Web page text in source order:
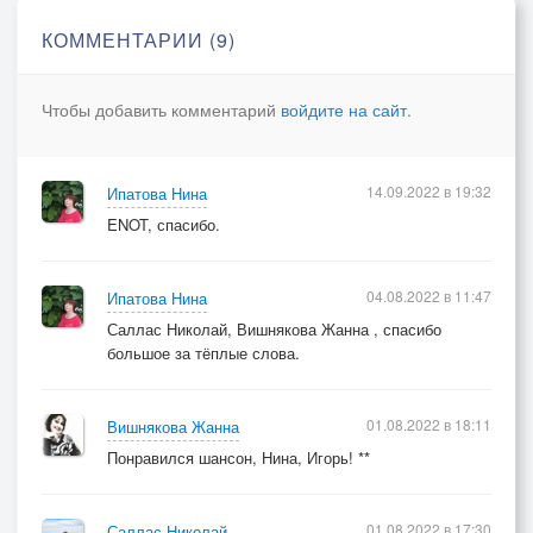
КОММЕНТАРИИ (9)
Чтобы добавить комментарий войдите на сайт.
Ипатова Нина
ENOT, спасибо.
14.09.2022 в 19:32
Ипатова Нина
Саллас Николай, Вишнякова Жанна , спасибо
большое за тёплые слова.
04.08.2022 в 11:47
Вишнякова Жанна
Понравился шансон, Нина, Игорь! **
01.08.2022 в 18:11
01.08.2022 в 17:30